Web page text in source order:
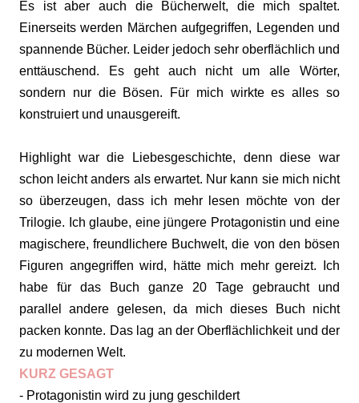
Es ist aber auch die Bücherwelt, die mich spaltet.
Einerseits werden Märchen aufgegriffen, Legenden und
spannende Bücher. Leider jedoch sehr oberflächlich und
enttäuschend. Es geht auch nicht um alle Wörter,
sondern nur die Bösen. Für mich wirkte es alles so
konstruiert und unausgereift.
Highlight war die Liebesgeschichte, denn diese war
schon leicht anders als erwartet. Nur kann sie mich nicht
so überzeugen, dass ich mehr lesen möchte von der
Trilogie. Ich glaube, eine jüngere Protagonistin und eine
magischere, freundlichere Buchwelt, die von den bösen
Figuren angegriffen wird, hätte mich mehr gereizt. Ich
habe für das Buch ganze 20 Tage gebraucht und
parallel andere gelesen, da mich dieses Buch nicht
packen konnte. Das lag an der Oberflächlichkeit und der
zu modernen Welt.
KURZ GESAGT
- Protagonistin wird zu jung geschildert